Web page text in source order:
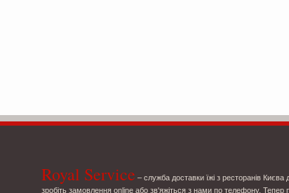
Royal Service – служба доставки їжі з ресторанів
зробіть замовлення online або зв'яжіться з нами по телефону. Тепер